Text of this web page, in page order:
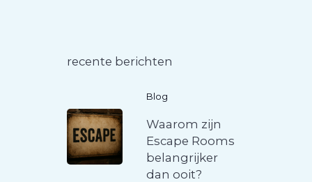
recente berichten
Blog
Waarom zijn
Escape Rooms
belangrijker
dan ooit?